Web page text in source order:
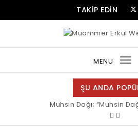
TAKİP EDİN
MENU
ŞU ANDA
Muhsin Dağı; “Muhsin